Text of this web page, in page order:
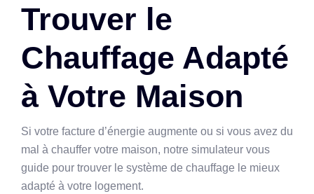
Trouver le
Chauffage Adapté
à Votre Maison
Si votre facture d’énergie augmente ou si vous avez du
mal à chauffer votre maison, notre simulateur vous
guide pour trouver le système de chauffage le mieux
adapté à votre logement.